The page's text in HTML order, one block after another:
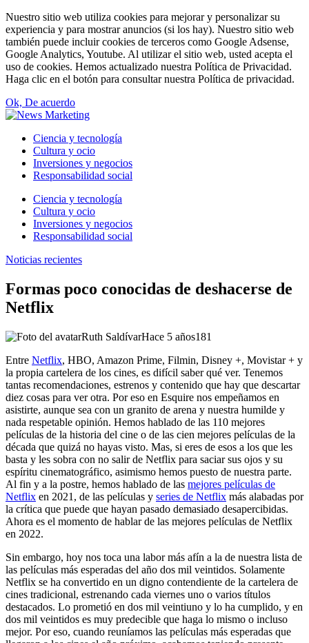
Nuestro sitio web utiliza cookies para mejorar y personalizar su
experiencia y para mostrar anuncios (si los hay). Nuestro sitio web
también puede incluir cookies de terceros como Google Adsense,
Google Analytics, Youtube. Al utilizar el sitio web, usted acepta el
uso de cookies. Hemos actualizado nuestra Política de Privacidad.
Haga clic en el botón para consultar nuestra Política de privacidad.
Ok, De acuerdo
Ciencia y tecnología
Cultura y ocio
Inversiones y negocios
Responsabilidad social
Ciencia y tecnología
Cultura y ocio
Inversiones y negocios
Responsabilidad social
Noticias recientes
Formas poco conocidas de deshacerse de
Netflix
Ruth SaldívarHace 5 años181
Entre Netflix, HBO, Amazon Prime, Filmin, Disney +, Movistar + y
la propia cartelera de los cines, es difícil saber qué ver. Tenemos
tantas recomendaciones, estrenos y contenido que hay que descartar
diez cosas para ver otra. Por eso en Esquire nos empeñamos en
asistirte, aunque sea con un granito de arena y nuestra humilde y
nada respetable opinión. Hemos hablado de las 110 mejores
películas de la historia del cine o de las cien mejores películas de la
década que quizá no hayas visto. Mas, si eres de esos a los que les
basta y les sobra con no salir de Netflix para saciar sus ojos y su
espíritu cinematográfico, asimismo hemos puesto de nuestra parte.
Al fin y a la postre, hemos hablado de las mejores películas de
Netflix en 2021, de las películas y series de Netflix más alabadas por
la crítica que puede que hayan pasado demasiado desapercibidas.
Ahora es el momento de hablar de las mejores películas de Netflix
en 2022.
Sin embargo, hoy nos toca una labor más afín a la de nuestra lista de
las películas más esperadas del año dos mil veintidos. Solamente
Netflix se ha convertido en un digno contendiente de la cartelera de
cines tradicional, estrenando cada viernes uno o varios títulos
destacados. Lo prometió en dos mil veintiuno y lo ha cumplido, y en
dos mil veintidos es muy predecible que haga lo mismo o incluso
mejor. Por eso, cuando reuníamos las películas más esperadas que